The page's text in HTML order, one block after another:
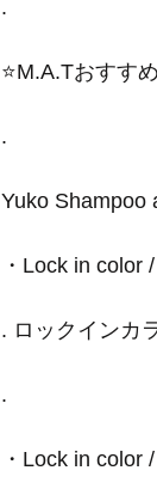
.
⭐️M.A.Tおすす
.
Yuko Shampoo
・Lock in color
. ロックインカ
.
・Lock in color